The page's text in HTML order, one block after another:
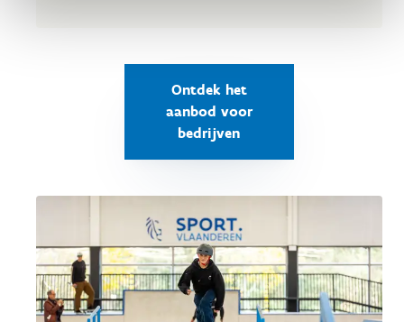
Ontdek het
aanbod voor
bedrijven